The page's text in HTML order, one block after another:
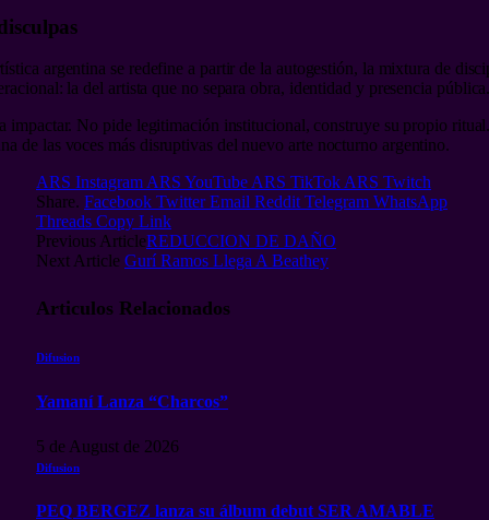
argentina se redefine a partir de la autogestión, la mixtura de
la del artista que no separa obra, identidad y presencia
impactar. No pide legitimación institucional, construye su propio
de las voces más disruptivas del nuevo arte nocturno argentino.
ARS InstagramARS YouTubeARS TikTokARS Twitch
Share. Facebook Twitter Email Reddit Telegram WhatsApp
Threads Copy Link
Previous ArticleREDUCCION DE DAÑO
Next Article Gurí Ramos Llega A Beathey
Articulos Relacionados
Difusion
Yamaní Lanza “Charcos”
5 de August de 2026
Difusion
PEQ BERGEZ lanza su álbum debut SER AMABLE